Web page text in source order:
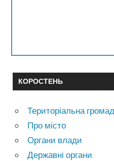
КОРОСТЕНЬ
Територіальна
Про місто
Органи влади
Державні органи